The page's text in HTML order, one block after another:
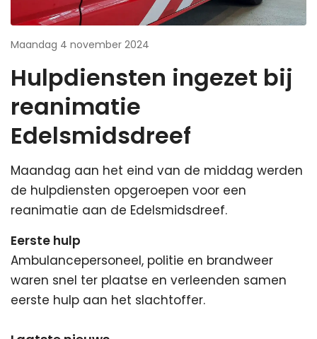
Maandag 4 november 2024
Hulpdiensten ingezet bij
reanimatie
Edelsmidsdreef
Maandag aan het eind van de middag werden
de hulpdiensten opgeroepen voor een
reanimatie aan de Edelsmidsdreef.
Eerste hulp
Ambulancepersoneel, politie en brandweer
waren snel ter plaatse en verleenden samen
eerste hulp aan het slachtoffer.